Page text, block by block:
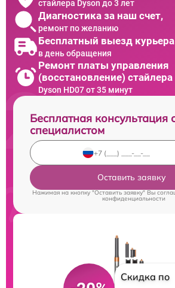
стайлера Dyson до 3 лет
Диагностика за наш счет,
ремонт по желанию
Бесплатный выезд курьера
в день обращения
Ремонт платы управления
(восстановление) стайлера
Dyson HD07 от 35 минут
Бесплатная консультация
специалистом
Оставить заявку
Нажимая на кнопку "Оставить заявку" Вы
конфиденциальности
Скидка по